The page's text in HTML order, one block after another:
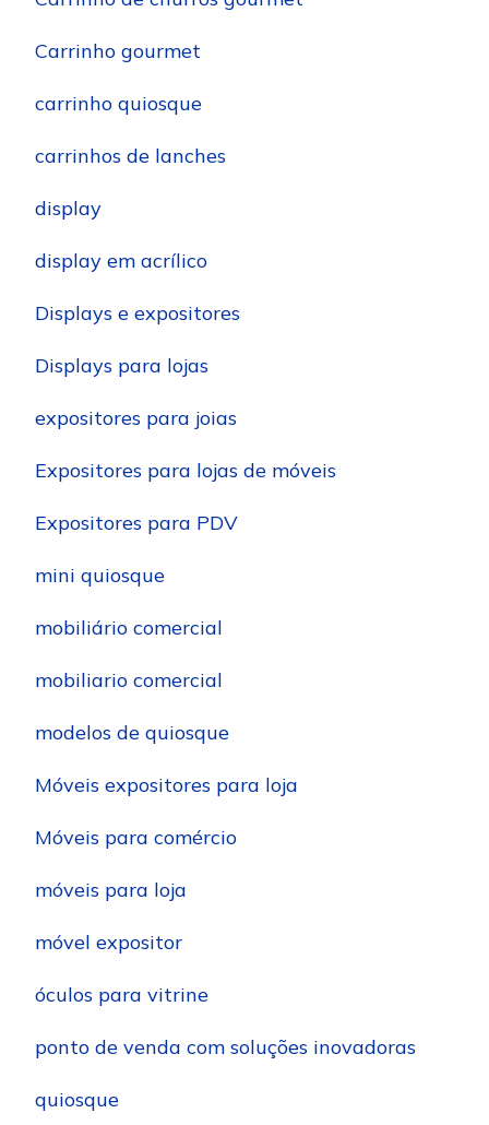
Carrinho gourmet
carrinho quiosque
carrinhos de lanches
display
display em acrílico
Displays e expositores
Displays para lojas
expositores para joias
Expositores para lojas de móveis
Expositores para PDV
mini quiosque
mobiliário comercial
mobiliario comercial
modelos de quiosque
Móveis expositores para loja
Móveis para comércio
móveis para loja
móvel expositor
óculos para vitrine
ponto de venda com soluções inovadoras
quiosque